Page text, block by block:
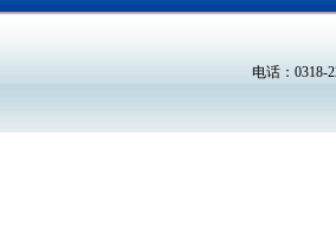
电话：0318-